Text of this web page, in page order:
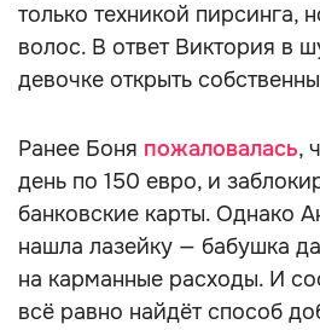
только техникой пирсинга,
волос. В ответ Виктория в
девочке открыть
Ранее Боня пожаловалась,
день по 150 евро, и
банковские карты. Однако
нашла лазейку — бабушка
на карманные расходы. И
всё равно найдёт способ